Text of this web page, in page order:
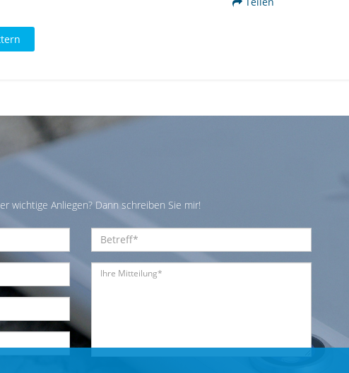
wichtige Anliegen? Dann schreiben Sie mir!